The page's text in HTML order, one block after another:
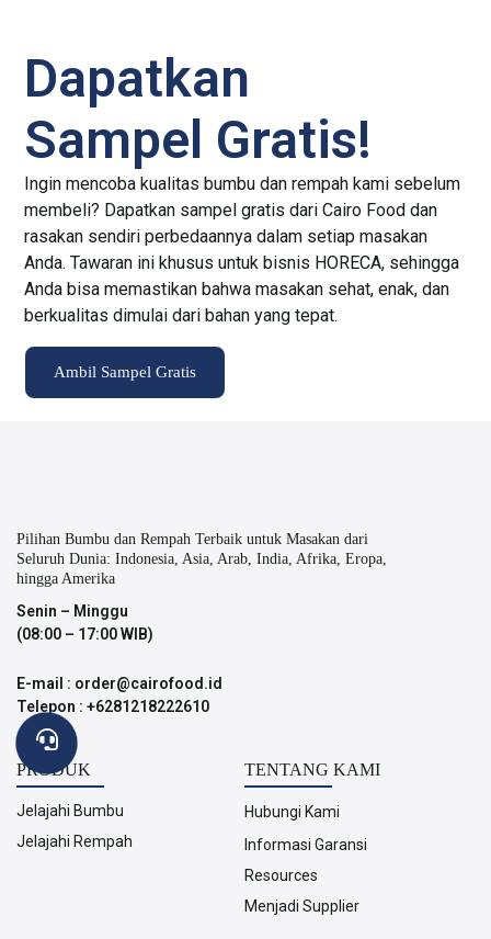
Dapatkan
Sampel Gratis!
Ingin mencoba kualitas bumbu dan rempah kami sebelum
membeli? Dapatkan sampel gratis dari Cairo Food dan
rasakan sendiri perbedaannya dalam setiap masakan
Anda. Tawaran ini khusus untuk bisnis HORECA, sehingga
Anda bisa memastikan bahwa masakan sehat, enak, dan
berkualitas dimulai dari bahan yang tepat.
Ambil Sampel Gratis
Pilihan Bumbu dan Rempah Terbaik untuk Masakan dari
Seluruh Dunia: Indonesia, Asia, Arab, India, Afrika, Eropa,
hingga Amerika
Senin – Minggu
(08:00 – 17:00 WIB)
E-mail : order@cairofood.id
Telepon : +6281218222610
PRODUK
Jelajahi Bumbu
Jelajahi Rempah
TENTANG KAMI
Hubungi Kami
Informasi Garansi
Resources
Menjadi Supplier